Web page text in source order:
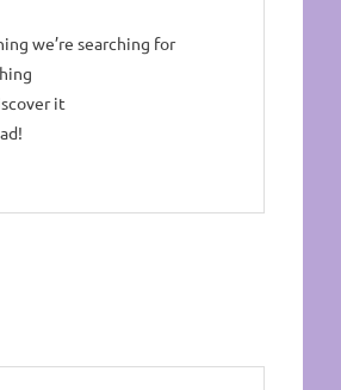
we’re searching for
it